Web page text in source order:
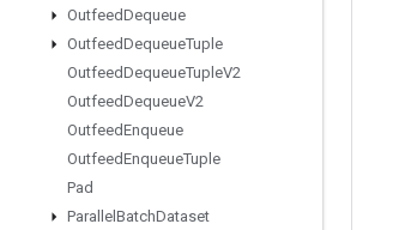
OutfeedDequeue
OutfeedDequeueTuple
OutfeedDequeueTupleV2
OutfeedDequeueV2
OutfeedEnqueue
OutfeedEnqueueTuple
Pad
Parallel BatchDataset